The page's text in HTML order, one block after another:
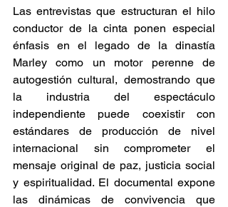
Las entrevistas que estructuran el hilo
conductor de la cinta ponen especial
énfasis en el legado de la dinastía
Marley como un motor perenne de
autogestión cultural, demostrando que
la industria del espectáculo
independiente puede coexistir con
estándares de producción de nivel
internacional sin comprometer el
mensaje original de paz, justicia social
y espiritualidad. El documental expone
las dinámicas de convivencia que